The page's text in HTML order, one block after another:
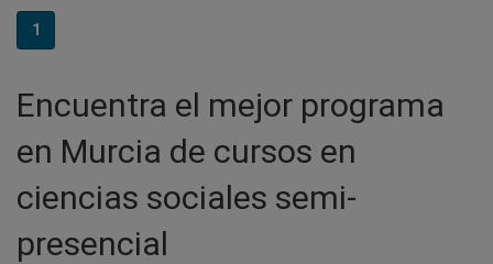
1
Encuentra el mejor programa
en Murcia de cursos en
ciencias sociales semi-
presencial